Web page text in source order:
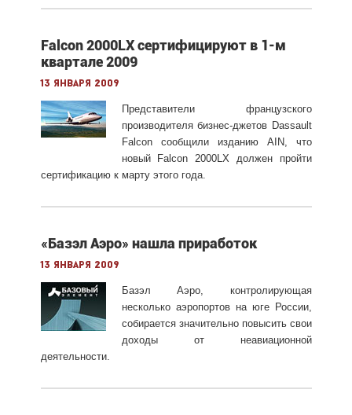
Falcon 2000LX сертифицируют в 1-м
квартале 2009
13 января 2009
Представители французского
производителя бизнес-джетов Dassault
Falcon сообщили изданию AIN, что
новый Falcon 2000LX должен пройти
сертификацию к марту этого года.
«Базэл Аэро» нашла приработок
13 января 2009
Базэл Аэро, контролирующая
несколько аэропортов на юге России,
собирается значительно повысить свои
доходы от неавиационной
деятельности.